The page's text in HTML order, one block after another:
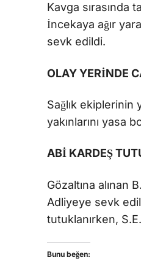
Kavga sırasında
İncekaya ağır
sevk edildi.
OLAY YERİNDE
Sağlık ekiplerinin
yakınlarını yasa
ABİ KARDEŞ
Gözaltına alınan
Adliyeye sevk
tutuklanırken,
Bunu beğen: